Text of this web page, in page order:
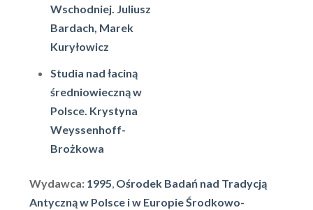
Wschodniej. Juliusz
Bardach, Marek
Kuryłowicz
Studia nad łaciną
średniowieczną w
Polsce. Krystyna
Weyssenhoff-
Brożkowa
Wydawca: 1995, Ośrodek Badań nad Tradycją
Antyczną w Polsce i w Europie Środkowo-